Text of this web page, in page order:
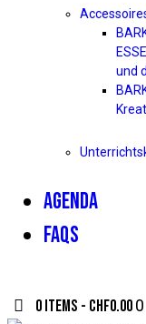
und
AGENDA
FAQS
0 items - CHF0.00 0